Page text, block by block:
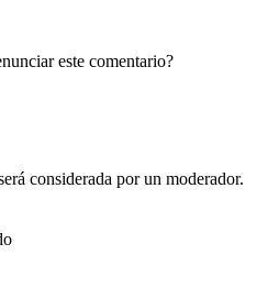
este comentario?
considerada por un moderador.